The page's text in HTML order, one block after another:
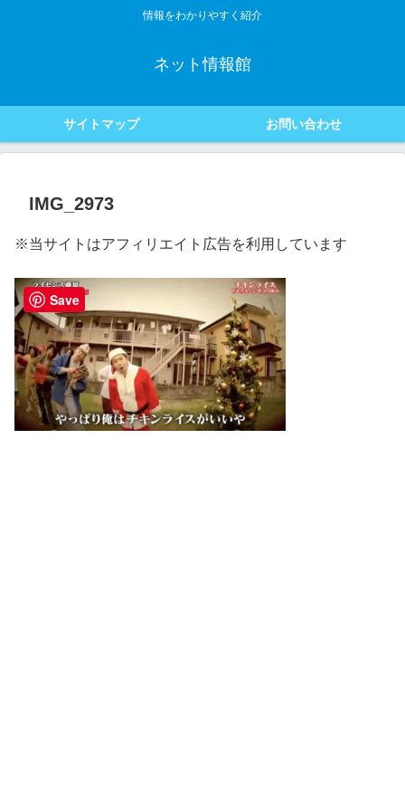
情報をわかりやすく紹介
ネット情報館
サイトマップ お問い合わせ
IMG_2973
※当サイトはアフィリエイト広告を利用しています
Save